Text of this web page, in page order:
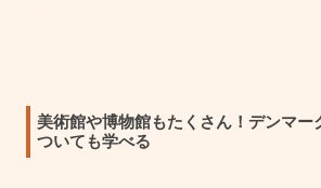
美術館や博物館もたくさん！デンマー
ついても学べる